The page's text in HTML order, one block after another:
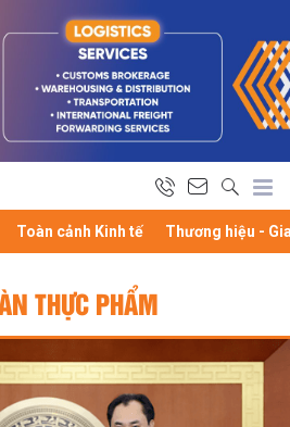
Toàn cảnh Kinh tế Thương hiệu -
THỰC PHẨM